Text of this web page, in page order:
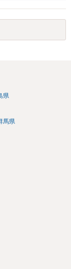
ので，依頼中の弁
られると良いでし
県
馬県